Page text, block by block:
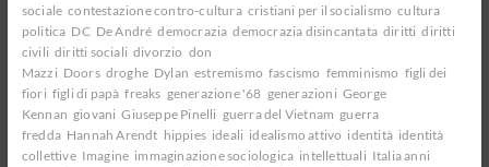
sociale contestazione contro-cultura cristiani per il socialismo cultura
politica DC De André democrazia democrazia disincantata diritti diritti
civili diritti sociali divorzio don
Mazzi Doors droghe Dylan estremismo fascismo femminismo figli dei
fiori figli di papà freaks generazione '68 generazioni George
Kennan giovani Giuseppe Pinelli guerra del Vietnam guerra
fredda Hannah Arendt hippies ideali idealismo attivo identità identità
collettive Imagine immaginazione sociologica intellettuali Italia anni